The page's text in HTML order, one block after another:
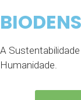
A
Humanidade.